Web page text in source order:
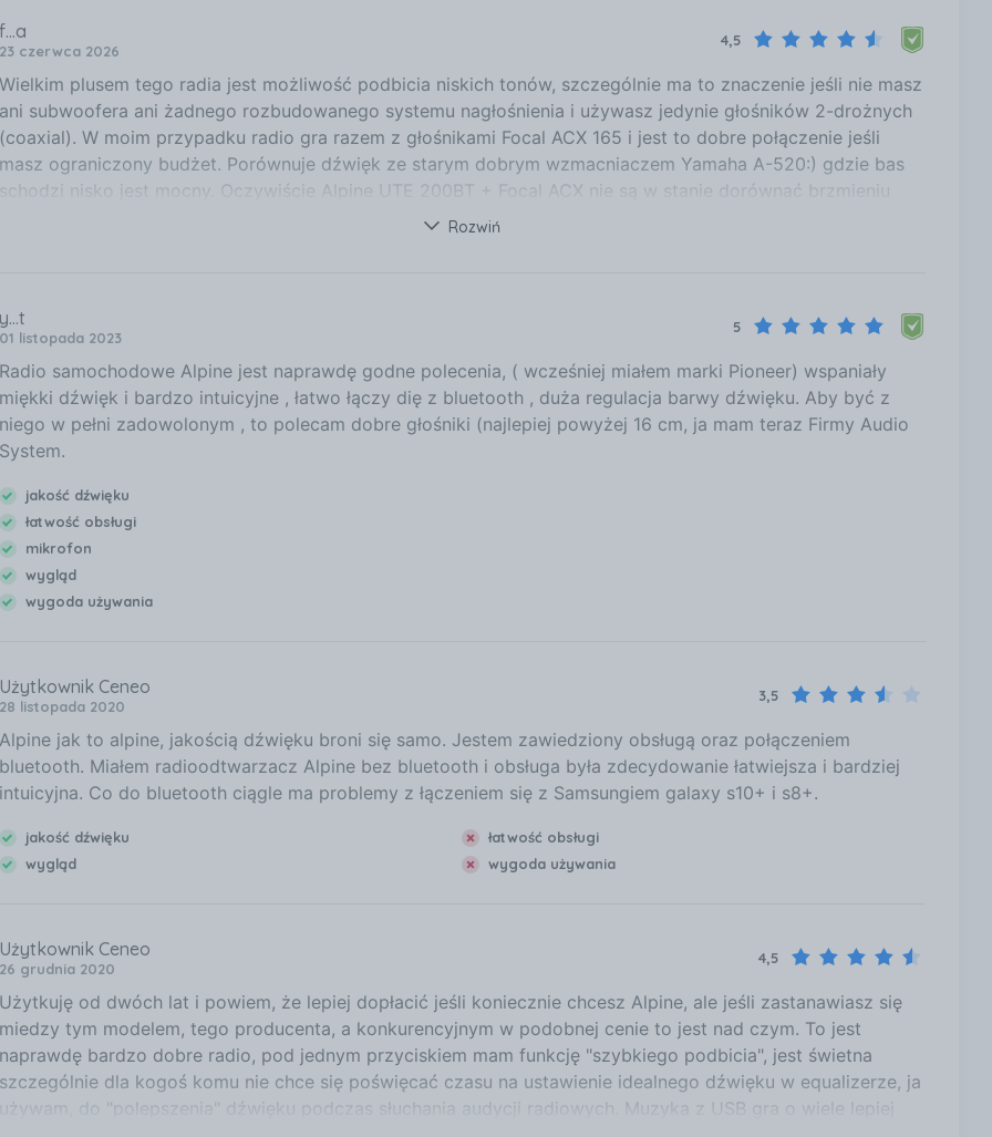
f...a
23 czerwca 2026
4,5
Wielkim plusem tego radia jest możliwość podbicia niskich tonów, szczególnie ma to znaczenie jeśli nie masz
ani subwoofera ani żadnego rozbudowanego systemu nagłośnienia i używasz jedynie głośników 2-drożnych
(coaxial). W moim przypadku radio gra razem z głośnikami Focal ACX 165 i jest to dobre połączenie jeśli
masz ograniczony budżet. Porównuje dźwięk ze starym dobrym wzmacniaczem Yamaha A-520:) gdzie bas
schodzi nisko jest mocny. Oczywiście Alpine UTE 200BT + Focal ACX nie są w stanie dorównać brzmieniu
Rozwiń
y...t
01 listopada 2023
5
Radio samochodowe Alpine jest naprawdę godne polecenia, ( wcześniej miałem marki Pioneer) wspaniały
miękki dźwięk i bardzo intuicyjne , łatwo łączy dię z bluetooth , duża regulacja barwy dźwięku. Aby być z
niego w pełni zadowolonym , to polecam dobre głośniki (najlepiej powyżej 16 cm, ja mam teraz Firmy Audio
System.
jakość dźwięku
łatwość obsługi
mikrofon
wygląd
wygoda używania
Użytkownik Ceneo
28 listopada 2020
3,5
Alpine jak to alpine, jakością dźwięku broni się samo. Jestem zawiedziony obsługą oraz połączeniem
bluetooth. Miałem radioodtwarzacz Alpine bez bluetooth i obsługa była zdecydowanie łatwiejsza i bardziej
intuicyjna. Co do bluetooth ciągle ma problemy z łączeniem się z Samsungiem galaxy s10+ i s8+.
jakość dźwięku
wygląd
łatwość obsługi
wygoda używania
Użytkownik Ceneo
26 grudnia 2020
4,5
Użytkuję od dwóch lat i powiem, że lepiej dopłacić jeśli koniecznie chcesz Alpine, ale jeśli zastanawiasz się
miedzy tym modelem, tego producenta, a konkurencyjnym w podobnej cenie to jest nad czym. To jest
naprawdę bardzo dobre radio, pod jednym przyciskiem mam funkcję "szybkiego podbicia", jest świetna
szczególnie dla kogoś komu nie chce się poświęcać czasu na ustawienie idealnego dźwięku w equalizerze, ja
używam, do "polepszenia" dźwięku podczas słuchania audycji radiowych. Muzyka z USB gra o wiele lepiej